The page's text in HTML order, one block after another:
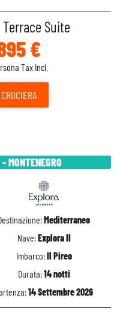
Suite
€
Tax Incl.
CROCIERA
MONTENEGRO
Mediterraneo
Nave:Explora II
Imbarco:Il Pireo
Durata:14 notti
14 Settembre 2026